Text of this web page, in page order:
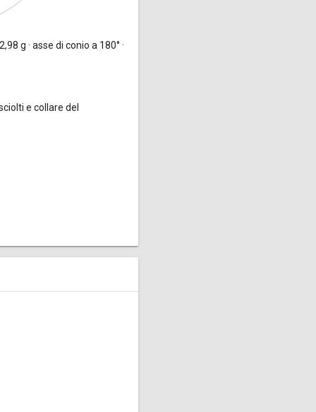
g · asse di conio a 180° ·
e collare del